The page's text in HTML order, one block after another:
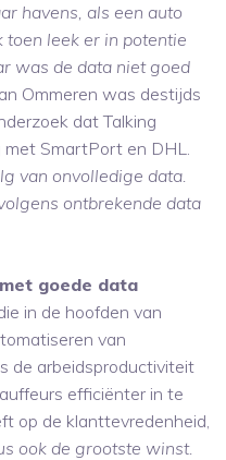
havens, als een auto
toen leek er in potentie
was de data niet goed
Ommeren was destijds
dat Talking
SmartPort en DHL.
van onvolledige data.
ontbrekende data
goede data
in de hoofden van
van
de arbeidsproductiviteit
efficiënter in te
op de klanttevredenheid,
ook de grootste winst.